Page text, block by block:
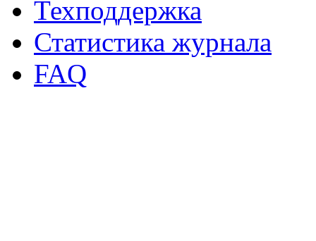
Техподдержка
Статистика журнала
FAQ